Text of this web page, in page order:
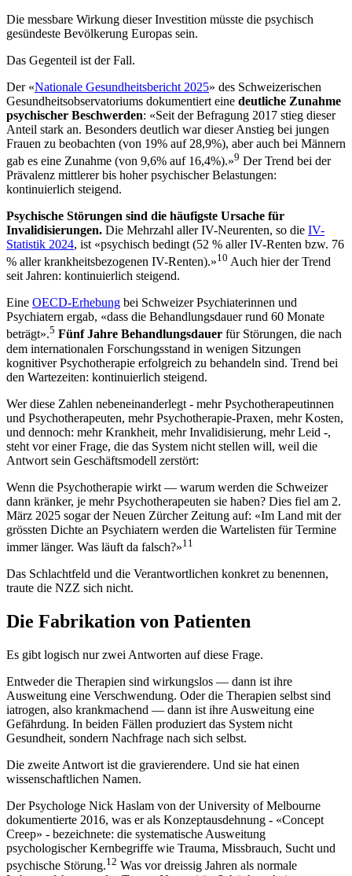
Die messbare Wirkung dieser Investition müsste die psychisch
gesündeste Bevölkerung Europas sein.
Das Gegenteil ist der Fall.
Der «Nationale Gesundheitsbericht 2025» des Schweizerischen
Gesundheitsobservatoriums dokumentiert eine deutliche Zunahme
psychischer Beschwerden: «Seit der Befragung 2017 stieg dieser
Anteil stark an. Besonders deutlich war dieser Anstieg bei jungen
Frauen zu beobachten (von 19% auf 28,9%), aber auch bei Männern
gab es eine Zunahme (von 9,6% auf 16,4%).»9 Der Trend bei der
Prävalenz mittlerer bis hoher psychischer Belastungen:
kontinuierlich steigend.
Psychische Störungen sind die häufigste Ursache für
Invalidisierungen. Die Mehrzahl aller IV-Neurenten, so die IV-
Statistik 2024, ist «psychisch bedingt (52 % aller IV-Renten bzw. 76
% aller krankheitsbezogenen IV-Renten).»10 Auch hier der Trend
seit Jahren: kontinuierlich steigend.
Eine OECD-Erhebung bei Schweizer Psychiaterinnen und
Psychiatern ergab, «dass die Behandlungsdauer rund 60 Monate
beträgt».5 Fünf Jahre Behandlungsdauer für Störungen, die nach
dem internationalen Forschungsstand in wenigen Sitzungen
kognitiver Psychotherapie erfolgreich zu behandeln sind. Trend bei
den Wartezeiten: kontinuierlich steigend.
Wer diese Zahlen nebeneinanderlegt - mehr Psychotherapeutinnen
und Psychotherapeuten, mehr Psychotherapie-Praxen, mehr Kosten,
und dennoch: mehr Krankheit, mehr Invalidisierung, mehr Leid -,
steht vor einer Frage, die das System nicht stellen will, weil die
Antwort sein Geschäftsmodell zerstört:
Wenn die Psychotherapie wirkt — warum werden die Schweizer
dann kränker, je mehr Psychotherapeuten sie haben? Dies fiel am 2.
März 2025 sogar der Neuen Zürcher Zeitung auf: «Im Land mit der
grössten Dichte an Psychiatern werden die Wartelisten für Termine
immer länger. Was läuft da falsch?»11
Das Schlachtfeld und die Verantwortlichen konkret zu benennen,
traute die NZZ sich nicht.
Die Fabrikation von Patienten
Es gibt logisch nur zwei Antworten auf diese Frage.
Entweder die Therapien sind wirkungslos — dann ist ihre
Ausweitung eine Verschwendung. Oder die Therapien selbst sind
iatrogen, also krankmachend — dann ist ihre Ausweitung eine
Gefährdung. In beiden Fällen produziert das System nicht
Gesundheit, sondern Nachfrage nach sich selbst.
Die zweite Antwort ist die gravierendere. Und sie hat einen
wissenschaftlichen Namen.
Der Psychologe Nick Haslam von der University of Melbourne
dokumentierte 2016, was er als Konzeptausdehnung - «Concept
Creep» - bezeichnete: die systematische Ausweitung
psychologischer Kernbegriffe wie Trauma, Missbrauch, Sucht und
psychische Störung.12 Was vor dreissig Jahren als normale